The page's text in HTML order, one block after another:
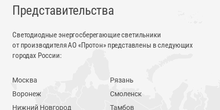
Представительства
Светодиодные энергосберегающие светильники
от производителя АО «Протон» представлены в следующих
городах России:
Москва
Воронеж
Нижний Новгород
Рязань
Смоленск
Тамбов